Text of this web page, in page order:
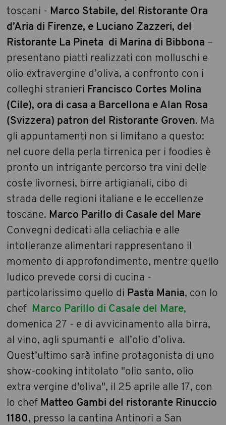
toscani - Marco Stabile, del Ristorante Ora
d’Aria di Firenze, e Luciano Zazzeri, del
Ristorante La Pineta di Marina di Bibbona –
presentano piatti realizzati con molluschi e
olio extravergine d’oliva, a confronto con i
colleghi stranieri Francisco Cortes Molina
(Cile), ora di casa a Barcellona e Alan Rosa
(Svizzera) patron del Ristorante Groven. Ma
gli appuntamenti non si limitano a questo:
nel cuore della perla tirrenica per i foodies è
pronto un intrigante percorso tra vini delle
coste livornesi, birre artigianali, cibo di
strada delle regioni italiane e le eccellenze
toscane. Marco Parillo di Casale del Mare
Convegni dedicati alla celiachia e alle
intolleranze alimentari rappresentano il
momento di approfondimento, mentre quello
ludico prevede corsi di cucina -
particolarissimo quello di Pasta Mania, con lo
chef
Marco Parillo di Casale del Mare,
domenica 27 - e di avvicinamento alla birra,
al vino, agli spumanti e all’olio d’oliva.
Quest’ultimo sarà infine protagonista di uno
show-cooking intitolato "olio santo, olio
extra vergine d'oliva", il 25 aprile alle 17, con
lo chef Matteo Gambi del ristorante Rinuccio
1180, presso la cantina Antinori a San